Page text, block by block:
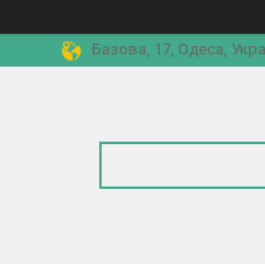
Базова, 17, Одеса,